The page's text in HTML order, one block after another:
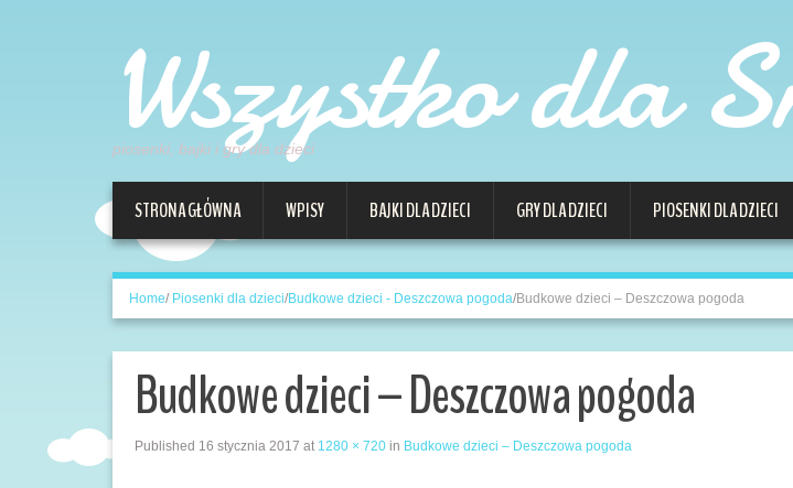
Wszystko dla
piosenki, bajki i gry dla dzieci
STRONA GŁÓWNA WPISY BAJKI DLA DZIECI GRY DLA DZIECI PIOSENKI DLA DZIECI
Home/ Piosenki dla dzieci/Budkowe dzieci - Deszczowa pogoda/Budkowe dzieci – Deszczowa pogoda
Budkowe dzieci – Deszczowa pogoda
Published 16 stycznia 2017 at 1280 × 720 in Budkowe dzieci – Deszczowa pogoda